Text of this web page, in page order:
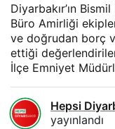
Diyarbakır’ın
Büro Amirliği
ve doğrudan borç
ettiği
İlçe Emniyet
Hepsi
yayınlandı